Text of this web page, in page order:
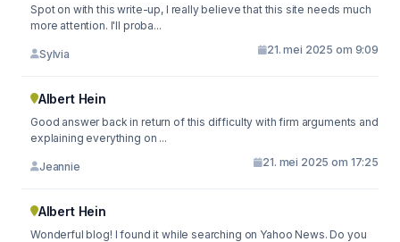
Spot on with this write-up, I really believe that this site needs much
more attention. I'll proba...
Sylvia 21. mei 2025 om 9:09
Albert Hein
Good answer back in return of this difficulty with firm arguments and
explaining everything on ...
Jeannie 21. mei 2025 om 17:25
Albert Hein
Wonderful blog! I found it while searching on Yahoo News. Do you